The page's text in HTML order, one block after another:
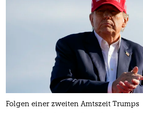
Folgen einer zweiten Amtszeit Trumps